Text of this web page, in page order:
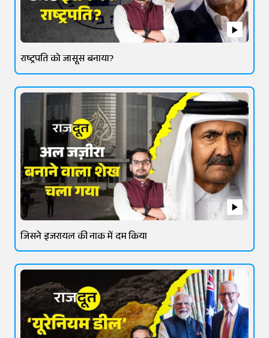
राष्ट्रपति को जासूस बनाया?
जिसने इजरायल की नाक में दम किया